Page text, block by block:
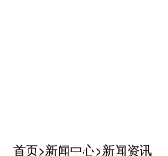
首页>新闻中心>新闻资讯